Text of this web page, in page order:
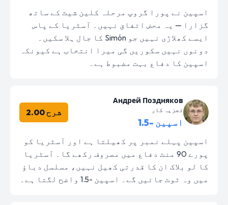
اسپین نے پورا گروپ مرحلہ کلین شیٹ کے ساتھ
گزارا — یہ محض اتفاق نہیں۔ آسٹریا کے پاس
ایسے کھلاڑی نہیں جو Simón کا جال ہلا سکیں۔
دونوں نہیں سکوریں گی میرا انتخاب ہے کیونکہ
اسپین کا دفاع بہت مضبوط ہے۔
Андрей Поздняков
تجزیہ کار
اسپین -1.5
شرح 2.00
اسپین پہلے نمبر پر کھیلتا ہے اور آسٹریا کو
پورے 90 منٹ دفاع میں مصروف رکھے گا۔ آسٹریا
کا لو بلاک ان کا قدرتی کھیل نہیں، مسلسل دباؤ
میں وہ ٹوٹ جائیں گے۔ اسپین -1.5 واضح لگتا ہے۔